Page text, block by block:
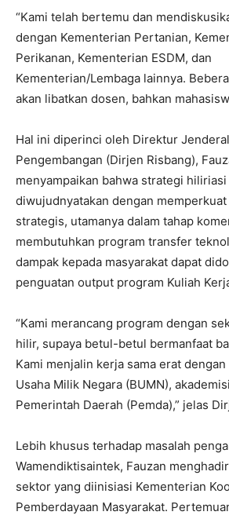
“Kami telah bertemu dan
dengan Kementerian Pertanian,
Perikanan, Kementerian ESDM, dan
Kementerian/Lembaga lainnya.
akan libatkan dosen, bahkan
Hal ini diperinci oleh Direktur
Pengembangan (Dirjen Risbang),
menyampaikan bahwa strategi
diwujudnyatakan dengan
strategis, utamanya dalam tahap
membutuhkan program transfer
dampak kepada masyarakat dapat
penguatan output program Kuliah
“Kami merancang program dengan
hilir, supaya betul-betul bermanfaat
Kami menjalin kerja sama erat
Usaha Milik Negara (BUMN),
Pemerintah Daerah (Pemda),” jelas
Lebih khusus terhadap masalah
Wamendiktisaintek, Fauzan
sektor yang diinisiasi Kementerian
Pemberdayaan Masyarakat.